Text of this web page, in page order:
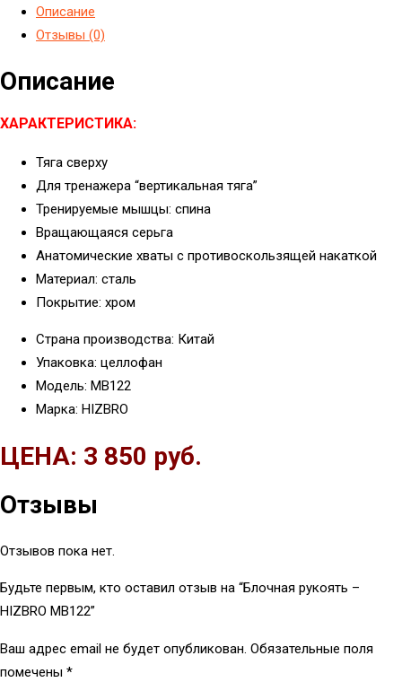
Описание
Отзывы (0)
Описание
ХАРАКТЕРИСТИКА:
Тяга сверху
Для тренажера “вертикальная тяга”
Тренируемые мышцы: спина
Вращающаяся серьга
Анатомические хваты с противоскользящей накаткой
Материал: сталь
Покрытие: хром
Страна производства: Китай
Упаковка: целлофан
Модель: MB122
Марка: HIZBRO
ЦЕНА: 3 850 руб.
Отзывы
Отзывов пока нет.
Будьте первым, кто оставил отзыв на “Блочная рукоять –
HIZBRO MB122”
Ваш адрес email не будет опубликован. Обязательные поля
помечены *